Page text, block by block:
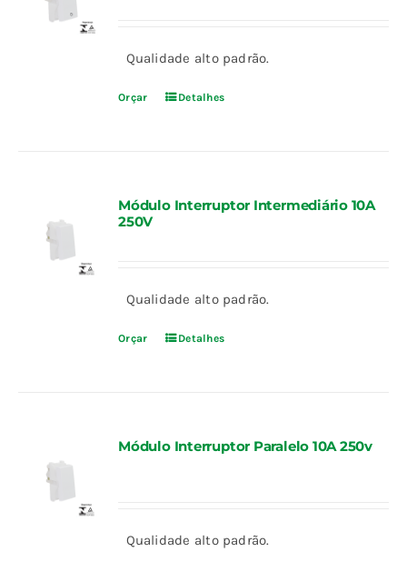
Rastreamento de Pedidos
Área do representante ILUMI
Qualidade alto padrão.
Orçar Detalhes
Módulo Interruptor Intermediário 10A
250V
Qualidade alto padrão.
Orçar Detalhes
Módulo Interruptor Paralelo 10A 250v
Qualidade alto padrão.